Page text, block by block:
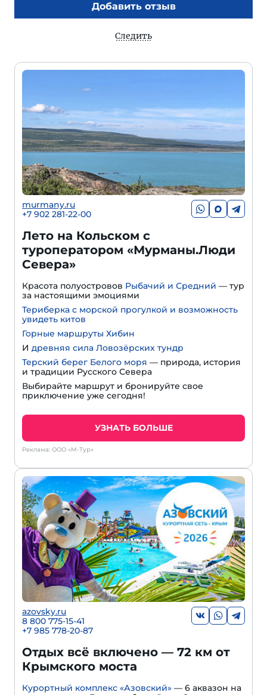
Добавить отзыв
Следить
murmany.ru
+7 902 281-22-00
Лето на Кольском с
туроператором «Мурманы.Люди
Севера»
Красота полуостровов Рыбачий и Средний — тур
за настоящими эмоциями
Териберка с морской прогулкой и возможность
увидеть китов
Горные маршруты Хибин
И древняя сила Ловозёрских тундр
Терский берег Белого моря — природа, история
и традиции Русского Севера
Выбирайте маршрут и бронируйте свое
приключение уже сегодня!
УЗНАТЬ БОЛЬШЕ
Реклама: ООО «М-Тур»
azovsky.ru
8 800 775-15-41
+7 985 778-20-87
Отдых всё включено — 72 км от
Крымского моста
Курортный комплекс «Азовский» — 6 аквазон на